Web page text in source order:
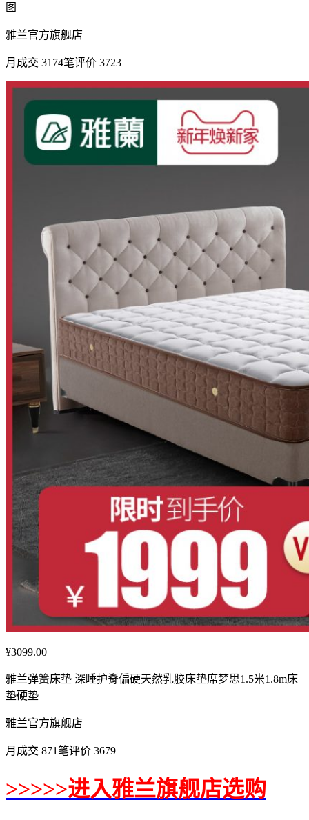
图
雅兰官方旗舰店
月成交 3174笔评价 3723
¥3099.00
雅兰弹簧床垫 深睡护脊偏硬天然乳胶床垫席梦思1.5米1.8m床
垫硬垫
雅兰官方旗舰店
月成交 871笔评价 3679
>>>>>进入雅兰旗舰店选购